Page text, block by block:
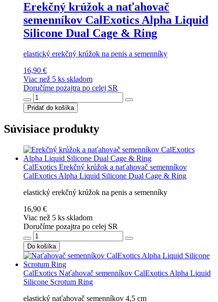
Erekčný krúžok a naťahovač
semenníkov CalExotics Alpha Liquid
Silicone Dual Cage & Ring
elastický erekčný krúžok na penis a semenníky
16,90 €
Viac než 5 ks skladom
Doručíme pozajtra po celej SR
Pridať do košíka
Súvisiace produkty
CalExotics Erekčný krúžok a naťahovač semenníkov
CalExotics Alpha Liquid Silicone Dual Cage & Ring
elastický erekčný krúžok na penis a semenníky
16,90 €
Viac než 5 ks skladom
Doručíme pozajtra po celej SR
Do košíka
CalExotics Naťahovač semenníkov CalExotics Alpha Liquid
Silicone Scrotum Ring
elastický naťahovač semenníkov 4,5 cm